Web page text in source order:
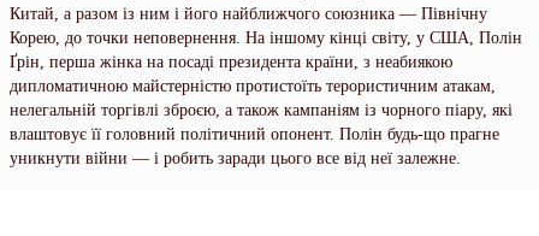
Китай, а разом із ним і його найближчого союзника — Північну
Корею, до точки неповернення. На іншому кінці світу, у США, Полін
Ґрін, перша жінка на посаді президента країни, з неабиякою
дипломатичною майстерністю протистоїть терористичним атакам,
нелегальній торгівлі зброєю, а також кампаніям із чорного піару, які
влаштовує її головний політичний опонент. Полін будь-що прагне
уникнути війни — і робить заради цього все від неї залежне.